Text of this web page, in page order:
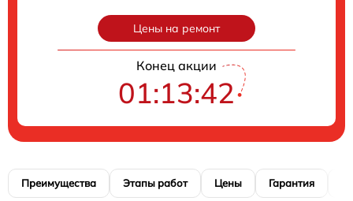
Цены на ремонт
Конец акции
01:13:41
Преимущества Этапы работ Цены Гарантия